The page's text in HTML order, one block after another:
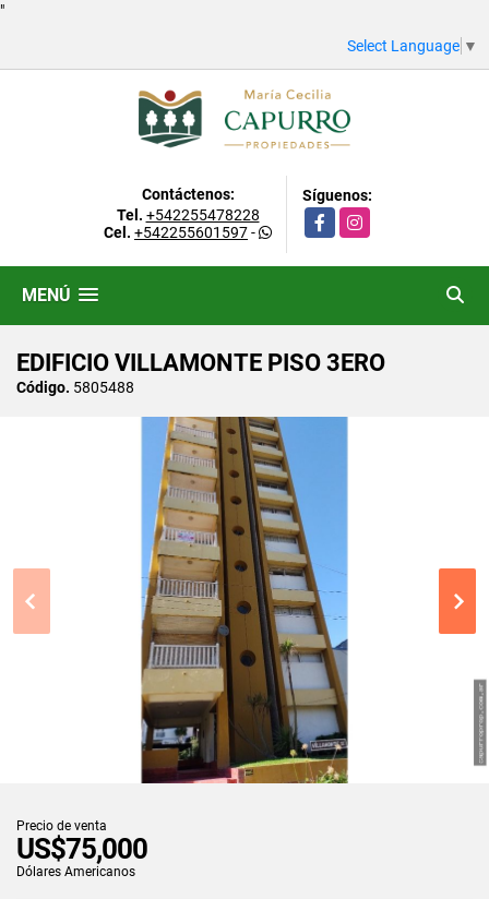
"
Select Language ▼
Contáctenos:
Tel. +542255478228
Cel. +542255601597-
Síguenos:
FacebookInstagram
MENÚ
EDIFICIO VILLAMONTE PISO 3ERO
Código. 5805488
Precio de venta
US$75,000
Dólares Americanos